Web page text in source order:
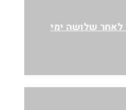
לאחר שלושה ימי